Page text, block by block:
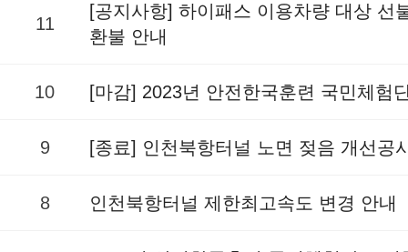
11
[공지사항] 하이패스 이용차량 대상 선
환불 안내
10 [마감] 2023년 안전한국훈련 국민체험
9 [종료] 인천북항터널 노면 젖음 개선공
8 인천북항터널 제한최고속도 변경 안내